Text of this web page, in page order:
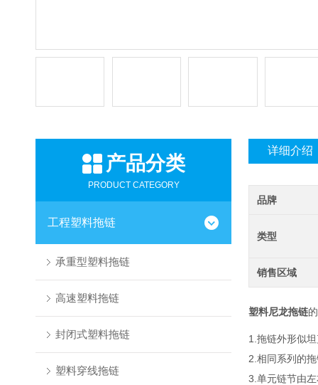
产品分类
PRODUCT CATEGORY
工程塑料拖链
承重型塑料拖链
高速塑料拖链
封闭式塑料拖链
塑料穿线拖链
详细介绍
品牌
类型
销售区域
塑料尼龙拖链
1.拖链外形似
2.相同系列的
3.单元链节由